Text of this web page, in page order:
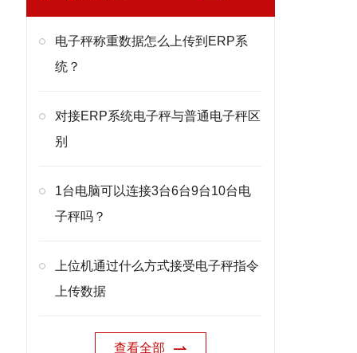
电子秤称重数据怎么上传到ERP系
统？
对接ERP系统电子秤与普通电子秤区
别
1台电脑可以连接3台6台9台10台电
子秤吗？
上位机通过什么方式接受电子秤指令
上传数据
查看全部